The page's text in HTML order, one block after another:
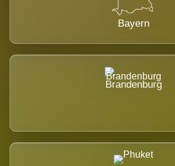
Bayern
Brandenburg